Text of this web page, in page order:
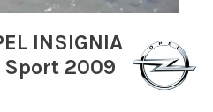
INSIGNIA
Sport 2009